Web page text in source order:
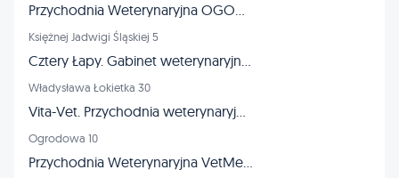
Przychodnia Weterynaryjna OGONEK
Księżnej Jadwigi Śląskiej 5
Cztery Łapy. Gabinet weterynaryjny. Pokrzywa M., lek. wet.
Władysława Łokietka 30
Vita-Vet. Przychodnia weterynaryjna. Mikuś W., lek. wet.
Ogrodowa 10
Przychodnia Weterynaryjna VetMedica